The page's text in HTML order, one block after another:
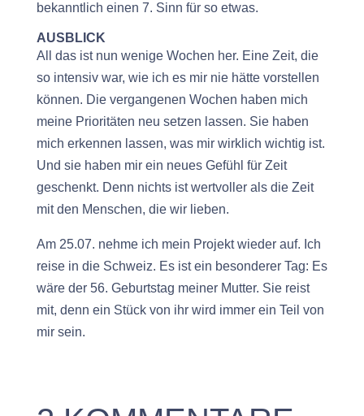
bekanntlich einen 7. Sinn für so etwas.
AUSBLICK
All das ist nun wenige Wochen her. Eine Zeit, die
so intensiv war, wie ich es mir nie hätte vorstellen
können. Die vergangenen Wochen haben mich
meine Prioritäten neu setzen lassen. Sie haben
mich erkennen lassen, was mir wirklich wichtig ist.
Und sie haben mir ein neues Gefühl für Zeit
geschenkt. Denn nichts ist wertvoller als die Zeit
mit den Menschen, die wir lieben.
Am 25.07. nehme ich mein Projekt wieder auf. Ich
reise in die Schweiz. Es ist ein besonderer Tag: Es
wäre der 56. Geburtstag meiner Mutter. Sie reist
mit, denn ein Stück von ihr wird immer ein Teil von
mir sein.